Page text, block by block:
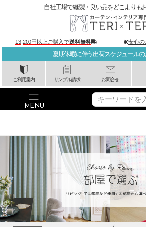
夏期休暇に伴う出荷スケジュール
ご利用案内 サンプル請求 お問合せ
自社工場で縫製・良い品をどこよりも
13,200円以上ご購入で送料無料 安心の